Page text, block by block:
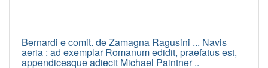
Bernardi e comit. de Zamagna Ragusini ... Navis
aeria : ad exemplar Romanum edidit, praefatus est,
appendicesque adiecit Michael Paintner ..